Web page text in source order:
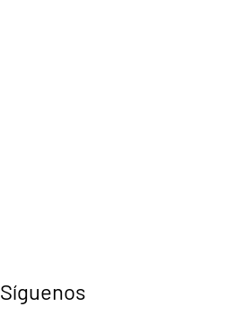
Síguenos